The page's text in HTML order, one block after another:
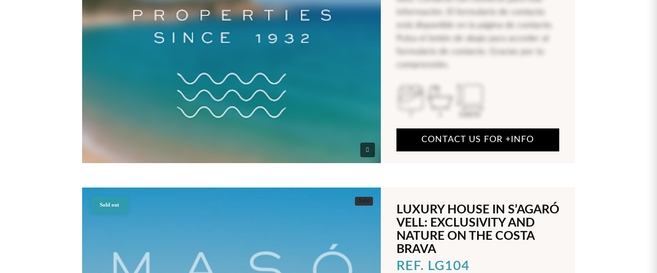
información. El formulario de contacto
está disponible en la página de contacto.
Pulsa el botón de abajo para acceder al
formulario de contacto. Gracias por tu
comprensión.
CONTACT US FOR +INFO
Sold out
LUXURY HOUSE IN S’AGARÓ
VELL: EXCLUSIVITY AND
NATURE ON THE COSTA
BRAVA
REF. LG104